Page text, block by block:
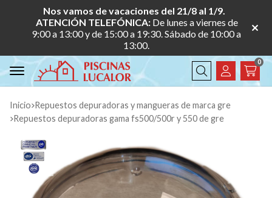
Nos vamos de vacaciones del 21/8 al 1/9.
ATENCIÓN TELEFÓNICA: De lunes a viernes de
9:00 a 13:00 y de 15:00 a 19:30. Sábado de 10:00 a
13:00.
Buscar
0
Inicio
repuestos depuradoras y mangueras de marca gre
repuestos depuradoras gama fs500/500r y 550 de gre